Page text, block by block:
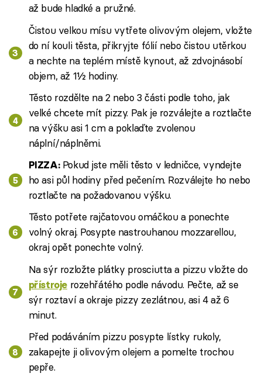
až bude hladké a pružné.
Čistou velkou mísu vytřete olivovým olejem, vložte
do ní kouli těsta, přikryjte fólií nebo čistou utěrkou
a nechte na teplém místě kynout, až zdvojnásobí
objem, až 1½ hodiny.
Těsto rozdělte na 2 nebo 3 části podle toho, jak
velké chcete mít pizzy. Pak je rozválejte a roztlačte
na výšku asi 1 cm a poklaďte zvolenou
náplní/náplněmi.
PIZZA:Pokud jste měli těsto v ledničce, vyndejte
ho asi půl hodiny před pečením. Rozválejte ho nebo
roztlačte na požadovanou výšku.
Těsto potřete rajčatovou omáčkou a ponechte
volný okraj. Posypte nastrouhanou mozzarellou,
okraj opět ponechte volný.
Na sýr rozložte plátky prosciutta a pizzu vložte do
přístrojerozehřátého podle návodu. Pečte, až se
sýr roztaví a okraje pizzy zezlátnou, asi 4 až 6
minut.
Před podáváním pizzu posypte lístky rukoly,
zakapejte ji olivovým olejem a pomelte trochou
pepře.